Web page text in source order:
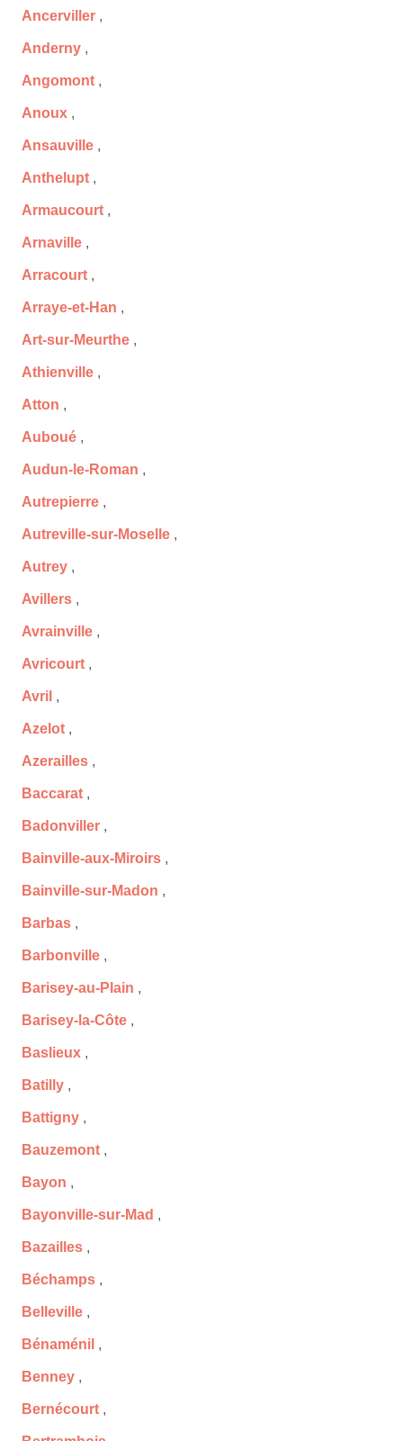
Ancerviller ,
Anderny ,
Angomont ,
Anoux ,
Ansauville ,
Anthelupt ,
Armaucourt ,
Arnaville ,
Arracourt ,
Arraye-et-Han ,
Art-sur-Meurthe ,
Athienville ,
Atton ,
Auboué ,
Audun-le-Roman ,
Autrepierre ,
Autreville-sur-Moselle ,
Autrey ,
Avillers ,
Avrainville ,
Avricourt ,
Avril ,
Azelot ,
Azerailles ,
Baccarat ,
Badonviller ,
Bainville-aux-Miroirs ,
Bainville-sur-Madon ,
Barbas ,
Barbonville ,
Barisey-au-Plain ,
Barisey-la-Côte ,
Baslieux ,
Batilly ,
Battigny ,
Bauzemont ,
Bayon ,
Bayonville-sur-Mad ,
Bazailles ,
Béchamps ,
Belleville ,
Bénaménil ,
Benney ,
Bernécourt ,